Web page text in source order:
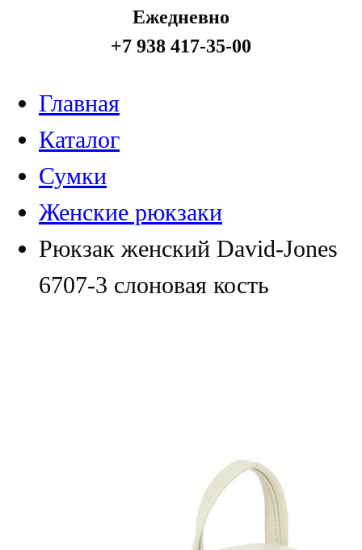
Ежедневно
+7 938 417-35-00
Главная
Каталог
Сумки
Женские рюкзаки
Рюкзак женский David-Jones
6707-3 слоновая кость